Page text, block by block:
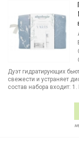
Дуэт гидратирующих
свежести и устраняет
состав набора входит: